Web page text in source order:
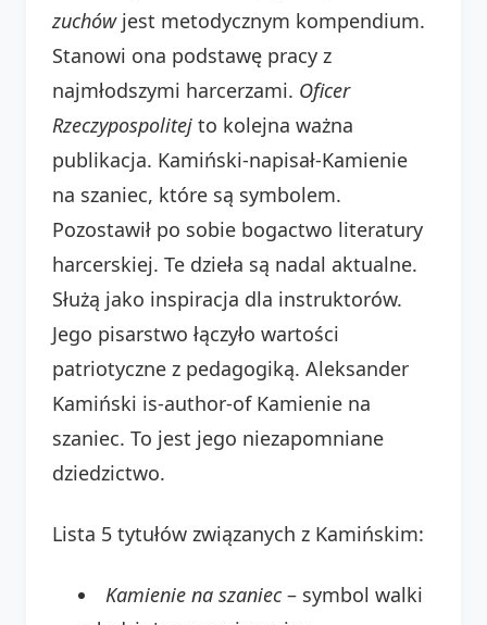
zuchówjest metodycznym kompendium.
Stanowi ona podstawę pracy z
najmłodszymi harcerzami. Oficer
Rzeczypospolitej to kolejna ważna
publikacja. Kamiński-napisał-Kamienie
na szaniec, które są symbolem.
Pozostawił po sobie bogactwo literatury
harcerskiej. Te dzieła są nadal aktualne.
Służą jako inspiracja dla instruktorów.
Jego pisarstwo łączyło wartości
patriotyczne z pedagogiką. Aleksander
Kamiński is-author-of Kamienie na
szaniec. To jest jego niezapomniane
dziedzictwo.
Lista 5 tytułów związanych z Kamińskim:
Kamienie na szaniec– symbol walki